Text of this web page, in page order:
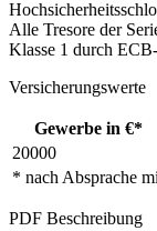
Alle Tresore der
Klasse 1 durch
Versicherungswerte
Gewerbe in €*
* nach Absprache
20000
PDF Beschreibung